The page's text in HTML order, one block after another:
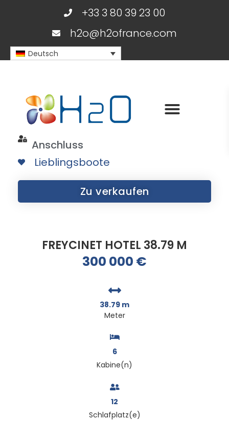
+33 3 80 39 23 00
h2o@h2ofrance.com
Deutsch
Anschluss
Lieblingsboote
Zu verkaufen
FREYCINET HOTEL 38.79 M
300 000 €
38.79 m
Meter
6
Kabine(n)
12
Schlafplatz(e)